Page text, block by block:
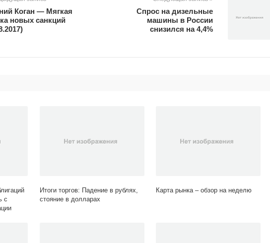
Коган — Мягкая
новых санкций
Спрос на дизельные
машины в России
снизился на 4,4%
с
Итоги торгов: Падение в рублях,
стояние в долларах
Карта рынка – обзор на неделю